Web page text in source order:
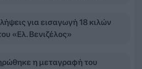
για εισαγωγή 18 κιλών
«Ελ. Βενιζέλος»
η μεταγραφή του